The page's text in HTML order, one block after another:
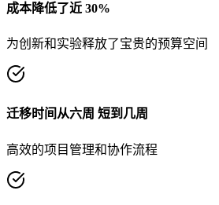
成本降低了近 30%
为创新和实验释放了宝贵的预算空间
迁移时间从六周 短到几周
高效的项目管理和协作流程